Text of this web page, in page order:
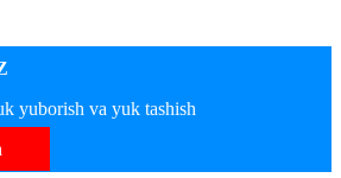
yuborish va yuk tashish